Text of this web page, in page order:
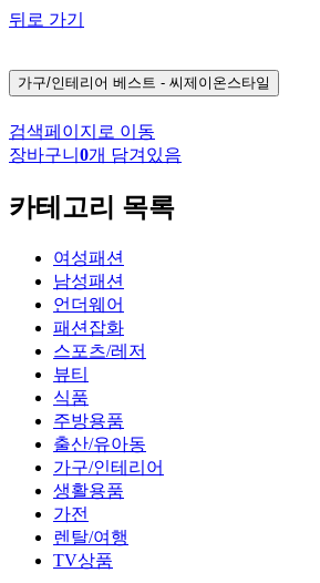
뒤로 가기
가구/인테리어 베스트 - 씨제이온스타일
검색페이지로 이동
장바구니 0개 담겨있음
카테고리 목록
여성패션
남성패션
언더웨어
패션잡화
스포츠/레저
뷰티
식품
주방용품
출산/유아동
가구/인테리어
생활용품
가전
렌탈/여행
TV상품